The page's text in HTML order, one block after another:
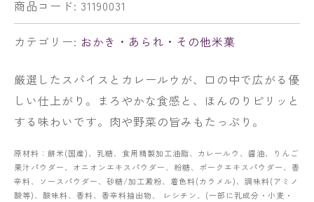
商品コード: 31190031
カテゴリー: おかき・あられ・その他米菓
厳選したスパイスとカレールウが、口の中で広がる優
しい仕上がり。まろやかな食感と、ほんのりピリッと
する味わいです。肉や野菜の旨みもたっぷり。
原材料：餅米(国産)、乳糖、食用精製加工油脂、カレールウ、醤油、りんご
果汁パウダー、オニオンエキスパウダー、粉糖、ポークエキスパウダー、香
辛料、ソースパウダー、砂糖/加工澱粉、着色料(カラメル)、調味料(アミノ
酸等)、酸味料、香料、香辛料抽出物、 レシチン、(一部に乳成分・小麦・